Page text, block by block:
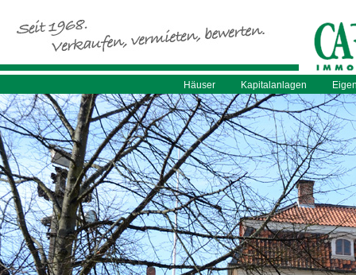
Häuser Kapitalanlagen